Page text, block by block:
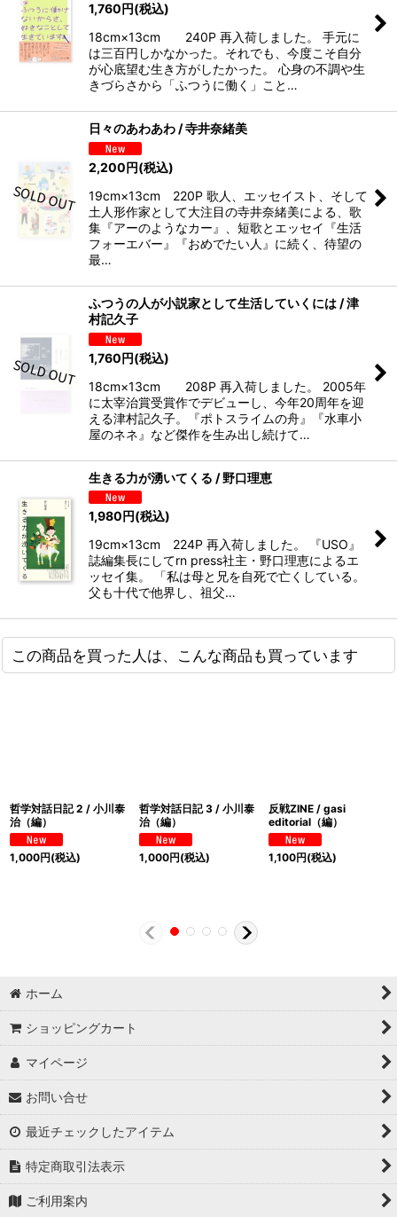
1,760円(税込)
18cm×13cm 240P 再入荷しました。 手元に
は三百円しかなかった。それでも、今度こそ自分
が心底望む生き方がしたかった。 心身の不調や生
きづらさから「ふつうに働く」こと…
日々のあわあわ / 寺井奈緒美
2,200円(税込)
19cm×13cm 220P 歌人、エッセイスト、そして
土人形作家として大注目の寺井奈緒美による、歌
集『アーのようなカー』、短歌とエッセイ『生活
フォーエバー』『おめでたい人』に続く、待望の
最…
ふつうの人が小説家として生活していくには / 津
村記久子
1,760円(税込)
18cm×13cm 208P 再入荷しました。 2005年
に太宰治賞受賞作でデビューし、今年20周年を迎
える津村記久子。『ポトスライムの舟』『水車小
屋のネネ』など傑作を生み出し続けて…
生きる力が湧いてくる / 野口理恵
1,980円(税込)
19cm×13cm 224P 再入荷しました。 『USO』
誌編集長にしてrn press社主・野口理恵によるエ
ッセイ集。 「私は母と兄を自死で亡くしている。
父も十代で他界し、祖父…
この商品を買った人は、こんな商品も買っています
哲学対話日記 2 / 小川泰
治（編）
1,000円(税込)
哲学対話日記 3 / 小川泰
治（編）
1,000円(税込)
反戦ZINE / gasi
editorial（編）
1,100円(税込)
ホーム
ショッピングカート
マイページ
お問い合せ
最近チェックしたアイテム
特定商取引法表示
ご利用案内